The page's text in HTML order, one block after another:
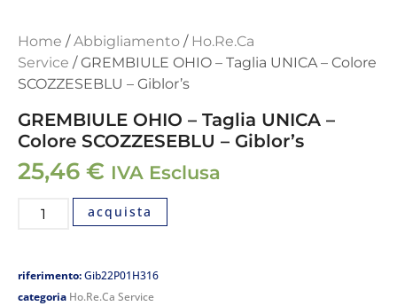
Home /Abbigliamento / Ho.Re.Ca
Service / GREMBIULE OHIO – Taglia UNICA – Colore
SCOZZESEBLU – Giblor’s
GREMBIULE OHIO – Taglia UNICA –
Colore SCOZZESEBLU – Giblor’s
25,46 € IVA Esclusa
acquista
riferimento:Gib22P01H316
categoria Ho.Re.Ca Service